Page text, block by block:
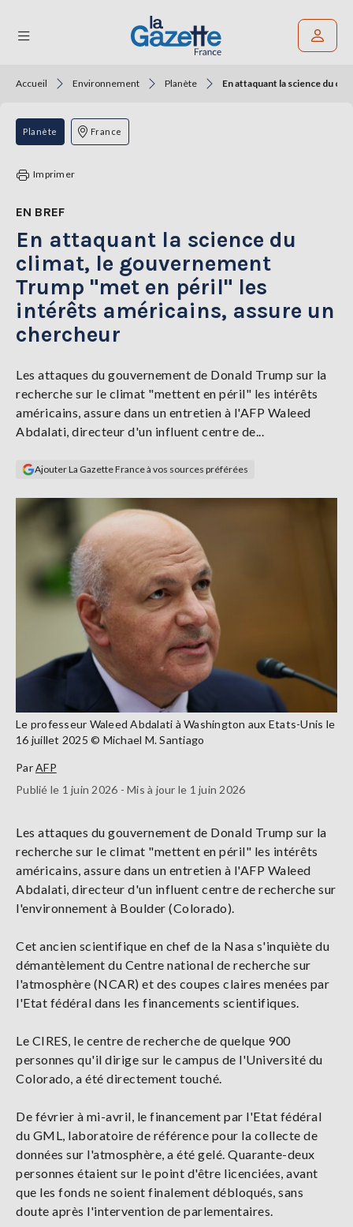
THÉMATIQUES
RÉGIONS
TENDANCES
SERVICES
LA
GAZETTE
connecter
S'abonner
Accueil Environnement Planète En attaquant la science du
Planète France
Imprimer
EN BREF
En attaquant la science du
climat, le gouvernement
Trump "met en péril" les
intérêts américains, assure un
chercheur
Les attaques du gouvernement de Donald Trump sur la
recherche sur le climat "mettent en péril" les intérêts
américains, assure dans un entretien à l'AFP Waleed
Abdalati, directeur d'un influent centre de...
Ajouter La Gazette France à vos sources préférées
Le professeur Waleed Abdalati à Washington aux Etats-Unis le
16 juillet 2025 © Michael M. Santiago
ParAFP
Publié le 1 juin 2026 - Mis à jour le 1 juin 2026
Les attaques du gouvernement de Donald Trump sur la
recherche sur le climat "mettent en péril" les intérêts
américains, assure dans un entretien à l'AFP Waleed
Abdalati, directeur d'un influent centre de recherche sur
l'environnement à Boulder (Colorado).
Cet ancien scientifique en chef de la Nasa s'inquiète du
démantèlement du Centre national de recherche sur
l'atmosphère (NCAR) et des coupes claires menées par
l'Etat fédéral dans les financements scientifiques.
Le CIRES, le centre de recherche de quelque 900
personnes qu'il dirige sur le campus de l'Université du
Colorado, a été directement touché.
De février à mi-avril, le financement par l'Etat fédéral
du GML, laboratoire de référence pour la collecte de
données sur l'atmosphère, a été gelé. Quarante-deux
personnes étaient sur le point d'être licenciées, avant
que les fonds ne soient finalement débloqués, sans
doute après l'intervention de parlementaires.